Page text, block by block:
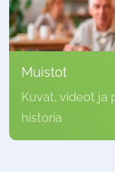
Muistot
Kuvat, videot ja
historia